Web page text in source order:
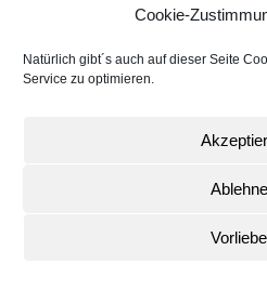
Cookie-
Natürlich gibt´s auch auf dieser Seite
Service zu optimieren.
Buckminster Fuller und
Neueste Kommentare